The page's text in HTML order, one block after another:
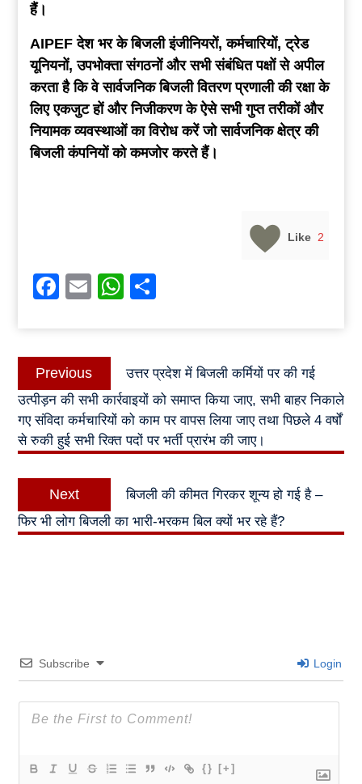
हैं।
AIPEF देश भर के बिजली इंजीनियरों, कर्मचारियों, ट्रेड
यूनियनों, उपभोक्ता संगठनों और सभी संबंधित पक्षों से अपील
करता है कि वे सार्वजनिक बिजली वितरण प्रणाली की रक्षा के
लिए एकजुट हों और निजीकरण के ऐसे सभी गुप्त तरीकों और
नियामकव्यवस्थाओं का विरोध करें जो सार्वजनिक क्षेत्र की
बिजली कंपनियों को कमजोर करते हैं।
Like 2
Facebook
EmailWhatsApp
Share
Post
navigation
Previous
Previous
post:
उत्तर प्रदेश में बिजली कर्मियों पर की गई
उत्पीड़न की सभी कार्रवाइयों को समाप्त किया जाए, सभी बाहर निकाले
गए संविदा कर्मचारियों को काम पर वापस लिया जाए तथा पिछले 4 वर्षों
से रुकी हुई सभी रिक्त पदों पर भर्ती प्रारंभ की जाए।
Next
Next
post:
बिजली की कीमत गिरकर शून्य हो गई है –
फिर भी लोग बिजली का भारी-भरकम बिल क्यों भर रहे हैं?
Subscribe Login
{} [+]